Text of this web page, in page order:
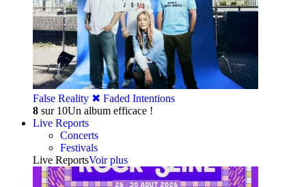
False Reality ✖︎ Faded Intentions
8 sur 10Un album efficace !
Live Reports
Concerts
Festivals
Live ReportsVoir plus